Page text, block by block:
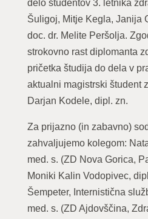
delo študentov 3. letnika
Šuligoj, Mitje Kegla, Janija
doc. dr. Melite Peršolja.
strokovno rast diplomanta
pričetka študija do dela v
aktualni magistrski študent
Darjan Kodele, dipl. zn.
Za prijazno (in zabavno)
zahvaljujemo kolegom:
med. s. (ZD Nova Gorica,
Moniki Kalin Vodopivec,
Šempeter, Internistična
med. s. (ZD Ajdovščina,